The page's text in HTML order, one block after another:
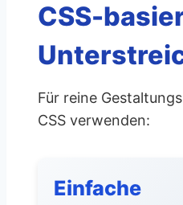
CSS-
Für reine
CSS verwenden:
Einfache